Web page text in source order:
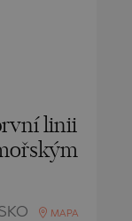
linii
MAPA